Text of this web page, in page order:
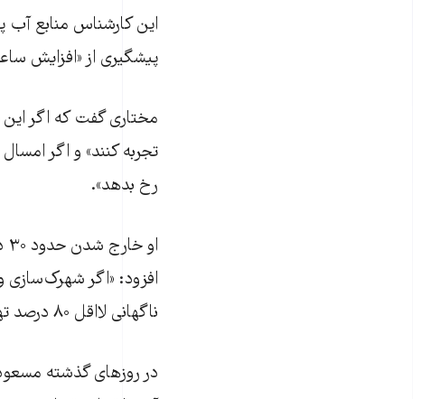
این کارشناس منابع آب
پیشگیری از «افزایش
مختاری گفت که اگر این
تجربه کنند» و اگر
رخ بدهد».
افزود: «اگر شهرک‌سازی
ناگهانی لااقل ۸۰ درصد تهران ضروری می‌شود.»
در روزهای گذشته مسعود